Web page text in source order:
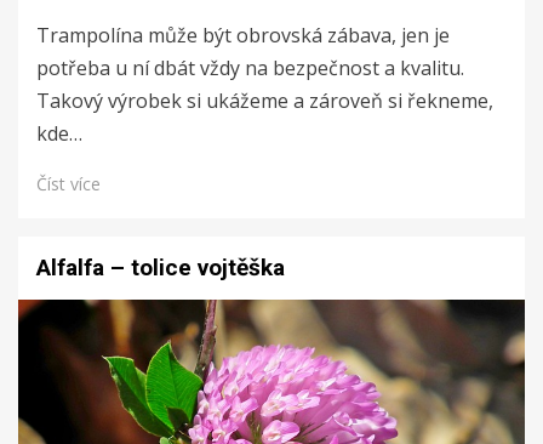
Trampolína může být obrovská zábava, jen je
potřeba u ní dbát vždy na bezpečnost a kvalitu.
Takový výrobek si ukážeme a zároveň si řekneme,
kde…
Číst více
Alfalfa – tolice vojtěška